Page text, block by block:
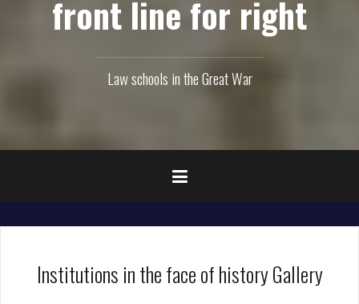
front line for right
Law schools in the Great War
Institutions in the face of history Gallery